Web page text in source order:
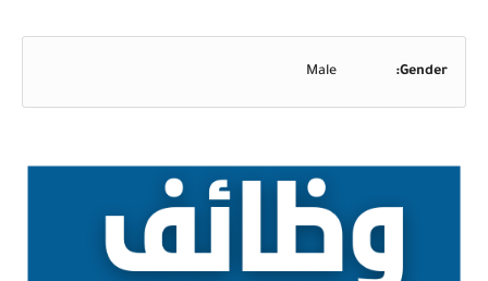
Gender:
Male